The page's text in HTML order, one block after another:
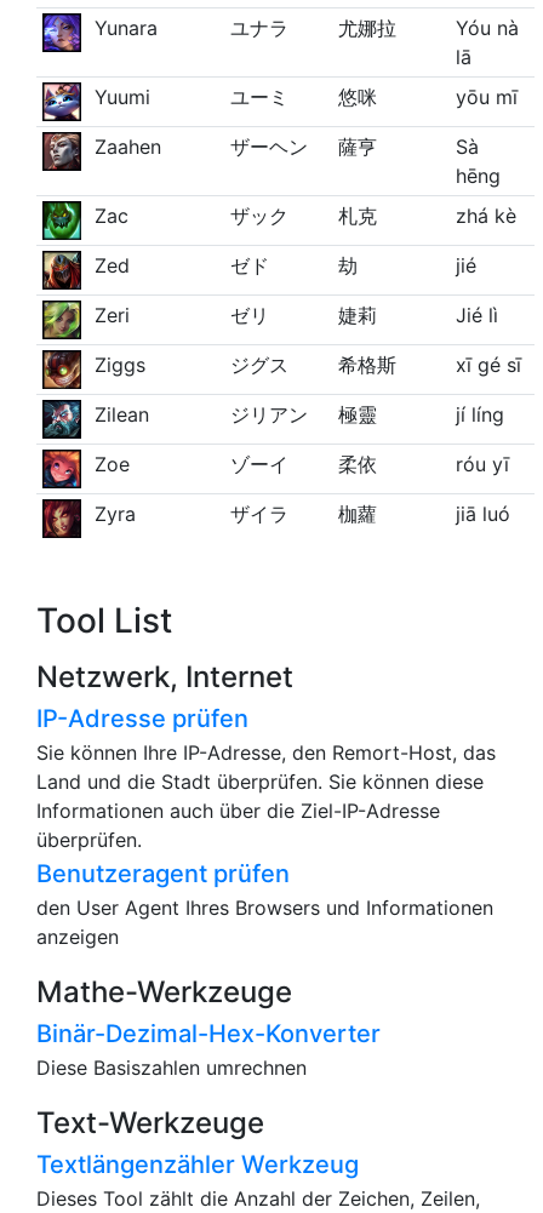
Yunara
ユナラ 尤娜拉
Yóu nà
lā
Yuumi
ユーミ 悠咪 yōu mī
Zaahen ザーヘン 薩亨
Sà
hēng
Zac
ザック 札克 zhá kè
Zed ゼド 劫 jié
Zeri ゼリ 婕莉 Jié lì
Ziggs ジグス 希格斯 xī gé sī
Zilean ジリアン 極靈 jí líng
Zoe ゾーイ 柔依 róu yī
Zyra ザイラ 枷蘿 jiā luó
Tool List
Netzwerk, Internet
IP-Adresse prüfen
Sie können Ihre IP-Adresse, den Remort-Host, das
Land und die Stadt überprüfen. Sie können diese
Informationen auch über die Ziel-IP-Adresse
überprüfen.
Benutzeragent prüfen
den User Agent Ihres Browsers und Informationen
anzeigen
Mathe-Werkzeuge
Binär-Dezimal-Hex-Konverter
Diese Basiszahlen umrechnen
Text-Werkzeuge
Textlängenzähler Werkzeug
Dieses Tool zählt die Anzahl der Zeichen, Zeilen,